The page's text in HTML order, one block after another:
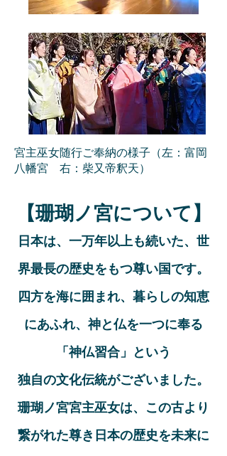
宮主巫女随行ご奉納の様子（左：富岡
八幡宮 右：柴又帝釈天）
【珊瑚ノ宮について】
日本は、一万年以上も続いた、世
界最長の歴史をもつ尊い国です。
四方を海に囲まれ、暮らしの知恵
にあふれ、神と仏を一つに奉る
「神仏習合」という
独自の文化伝統がございました。
珊瑚ノ宮宮主巫女は、この古より
繋がれた尊き日本の歴史を未来に